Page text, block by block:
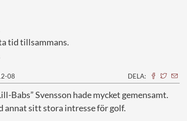
tid tillsammans.
08 DELA:
Babs” Svensson hade mycket gemensamt.
annat sitt stora intresse för golf.